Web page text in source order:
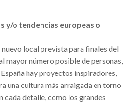
y/o tendencias europeas o
local prevista para finales del
mayor número posible de personas,
hay proyectos inspiradores,
una cultura más arraigada en torno
cada detalle, como los grandes